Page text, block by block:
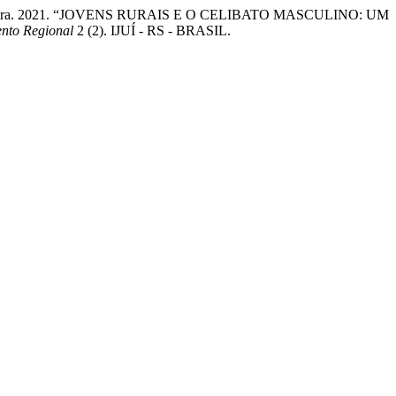
2021. “JOVENS RURAIS E O CELIBATO MASCULINO: UM
Regional 2 (2). IJUÍ - RS - BRASIL.